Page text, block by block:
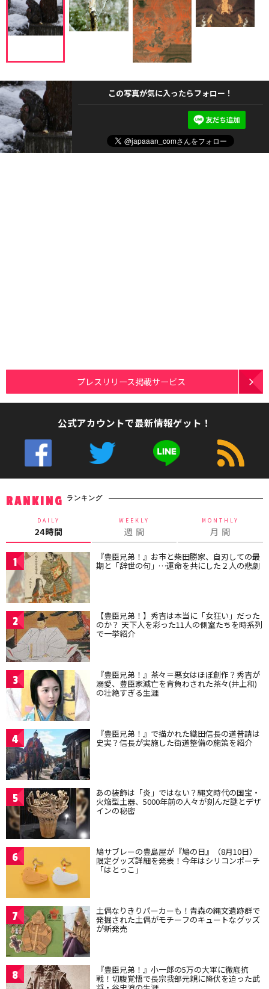
この写真が気に入ったらフォロー！
プレスリリース掲載サービス
公式アカウントで最新情報ゲット！
RANKING ランキング
DAILY
24時間
WEEKLY
週 間
MONTHLY
月 間
1 『豊臣兄弟！』お市と柴田勝家、自刃しての最
期と「辞世の句」…運命を共にした２人の悲劇
2 【豊臣兄弟！】秀吉は本当に「女狂い」だった
のか？ 天下人を彩った11人の側室たちを時系列
で一挙紹介
3 『豊臣兄弟！』茶々＝悪女はほぼ創作？秀吉が
溺愛、豊臣家滅亡を背負わされた茶々(井上和)
の壮絶すぎる生涯
4 『豊臣兄弟！』で描かれた織田信長の道普請は
史実？信長が実施した街道整備の施策を紹介
5 あの装飾は「炎」ではない？縄文時代の国宝・
火焔型土器、5000年前の人々が刻んだ謎とデザ
インの秘密
6 鳩サブレーの豊島屋が『鳩の日』（8月10日）
限定グッズ詳細を発表！今年はシリコンポーチ
「はとっこ」
7 土偶なりきりパーカーも！青森の縄文遺跡群で
発掘された土偶がモチーフのキュートなグッズ
が新発売
8 『豊臣兄弟！』小一郎の5万の大軍に徹底抗
戦！切腹覚悟で長宗我部元親に降伏を迫った武